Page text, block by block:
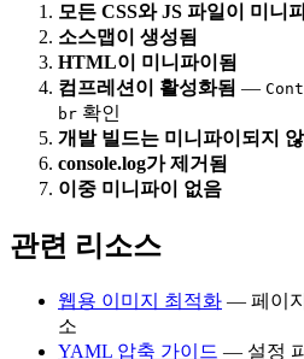
모든 CSS와 JS 파일이 미니
소스맵이 생성됨
HTML이 미니파이됨
컴프레션이 활성화됨 —
br 확인
개발 빌드는 미니파이되지
console.log가 제거됨
이중 미니파이 없음
관련 리소스
웹용 이미지 최적화 — 페이
소
YAML 압축 가이드 — 설정